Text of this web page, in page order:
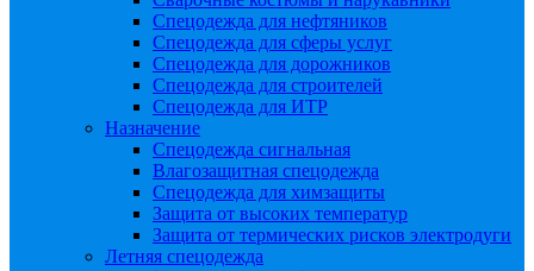
Спецодежда для нефтяников
Спецодежда для сферы услуг
Спецодежда для дорожников
Спецодежда для строителей
Спецодежда для ИТР
Назначение
Спецодежда сигнальная
Влагозащитная спецодежда
Спецодежда для химзащиты
Защита от высоких температур
Защита от термических рисков электродуги
Летняя спецодежда